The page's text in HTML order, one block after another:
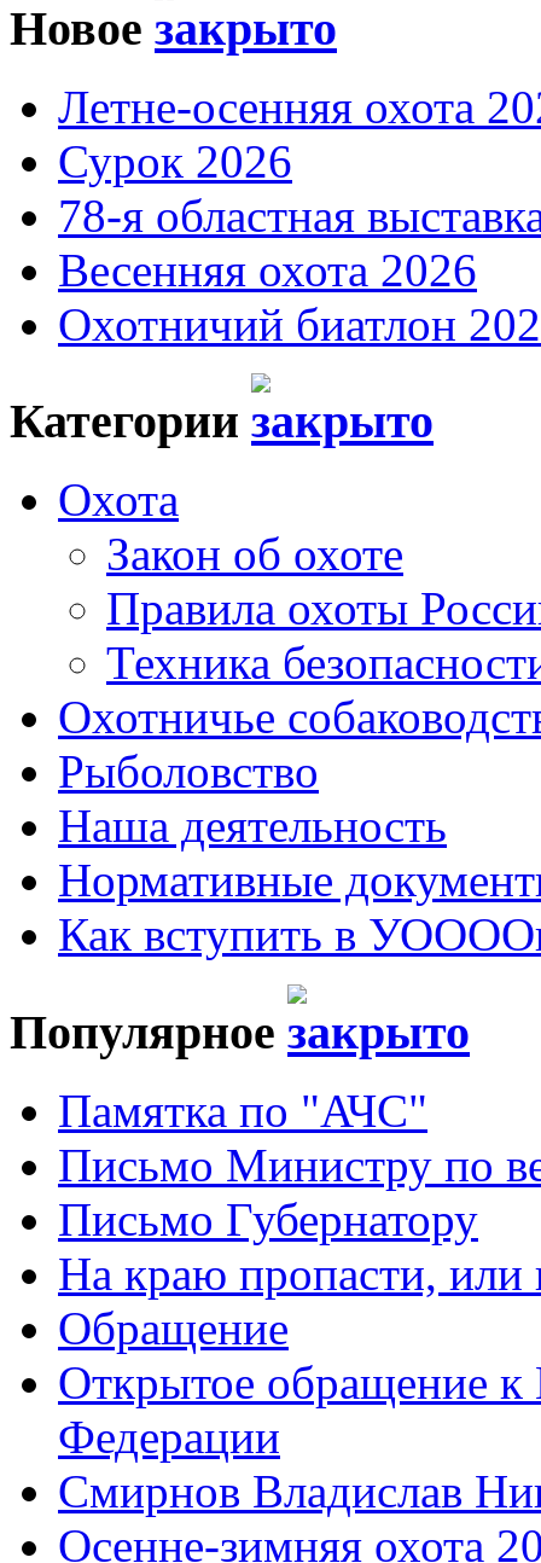
Новое
Летне-осенняя охота
Сурок 2026
78-я областная
Весенняя охота 2026
Охотничий биатлон
Категории
Охота
Закон об охоте
Правила охоты
Техника
Охотничье
Рыболовство
Наша деятельность
Нормативные
Как вступить в
Популярное
Памятка по "АЧС"
Письмо Министру по
Письмо Губернатору
На краю пропасти, или
Обращение
Открытое обращение к
Федерации
Смирнов Владислав
Осенне-зимняя охота